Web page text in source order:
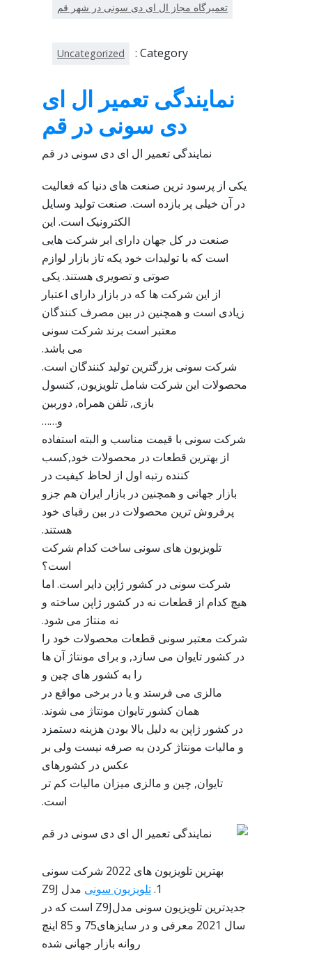
تعمیرگاه مجاز ال ای دی سونی در شهر قم
Category :
Uncategorized
نمایندگی تعمیر ال ای
دی سونی در قم
نمایندگی تعمیر ال ای دی سونی در قم
یکی از پرسود ترین صنعت های دنیا که فعالیت
در آن خیلی پر بازده است. صنعت تولید وسایل
الکترونیک است. این
صنعت در کل جهان دارای ابر شرکت هایی
است که با تولیدات خود یکه تاز بازار لوازم
صوتی و تصویری هستند. یکی
از این شرکت ها که در بازار دارای اعتبار
زیادی است و همچنین در بین مصرف کنندگان
معتبر است برند شرکت سونی
می باشد.
شرکت سونی بزرگترین تولید کنندگان است.
محصولات این شرکت شامل تلویزیون, کنسول
بازی, تلفن همراه, دوربین
و……
شرکت سونی با قیمت مناسب و البته استفاده
از بهترین قطعات در محصولات خود,کسب
کننده رتبه اول از لحاظ کیفیت در
بازار جهانی و همچنین در بازار ایران هم جزو
پرفروش ترین محصولات در بین رقبای خود
هستند.
تلویزیون های سونی ساخت کدام شرکت
است؟
شرکت سونی در کشور ژاپن دایر است. اما
هیچ کدام از قطعات نه در کشور ژاپن ساخته و
نه منتاژ می شود.
شرکت معتبر سونی قطعات محصولات خود را
در کشور تایوان می سازد, و برای مونتاژ آن ها
را به کشور های چین و
مالزی می فرستد و یا در برخی مواقع در
همان کشور تایوان مونتاژ می شوند.
در کشور ژاپن به دلیل بالا بودن هزینه دستمزد
و مالیات مونتاژ کردن به صرفه نیست ولی بر
عکس در کشورهای
تایوان, چین و مالزی میزان مالیات کم تر
است.
بهترین تلویزیون های 2022 شرکت سونی
1. تلویزیون سونی مدل Z9J
جدیدترین تلویزیون سونی مدلZ9J است که در
سال 2021 معرفی و در سایزهای75 و 85 اینچ
روانه بازار جهانی شده